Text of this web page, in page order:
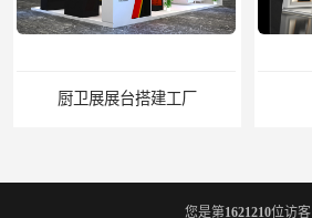
厨卫展展台搭建工厂
您是第1621210位访客